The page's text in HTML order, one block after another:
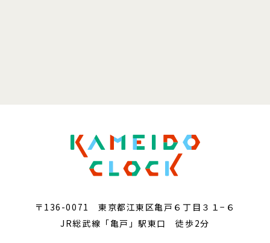
〒136-0071 東京都江東区亀戸６丁目３１−６
JR総武線「亀戸」駅東口 徒歩2分